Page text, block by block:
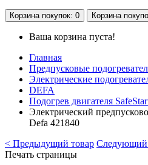
Корзина покупок: 0 Корзина
Ваша корзина пуста!
Главная
Предпусковые
Электрические
DEFA
Подогрев двигателя
Электрический
Defa 421840
< Предыдущий товар Следующий
Печать страницы